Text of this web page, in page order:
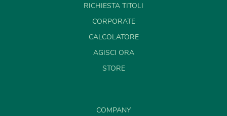
RICHIESTA TITOLI
CORPORATE
CALCOLATORE
AGISCI ORA
STORE
COMPANY